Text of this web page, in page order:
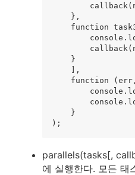
    },
function
    }
    ],
function
    }
parallels(tasks[,
에 실행한다. 모든 태